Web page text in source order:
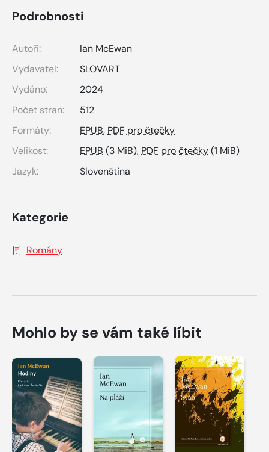
Podrobnosti
Autoři:
Ian McEwan
Vydavatel:
SLOVART
Vydáno:
2024
Počet stran:
512
Formáty:
EPUB, PDF pro čtečky
Velikost:
EPUB (3 MiB), PDF pro čtečky(1 MiB)
Jazyk:
Slovenština
Kategorie
Romány
Mohlo by se vám také líbit